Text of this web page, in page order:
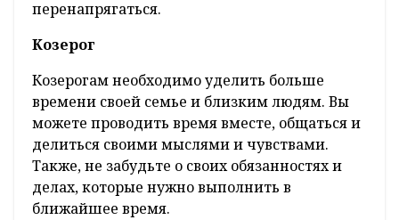
перенапрягаться.
Козерог
Козерогам необходимо уделить больше
времени своей семье и близким людям. Вы
можете проводить время вместе, общаться и
делиться своими мыслями и чувствами.
Также, не забудьте о своих обязанностях и
делах, которые нужно выполнить в
ближайшее время.